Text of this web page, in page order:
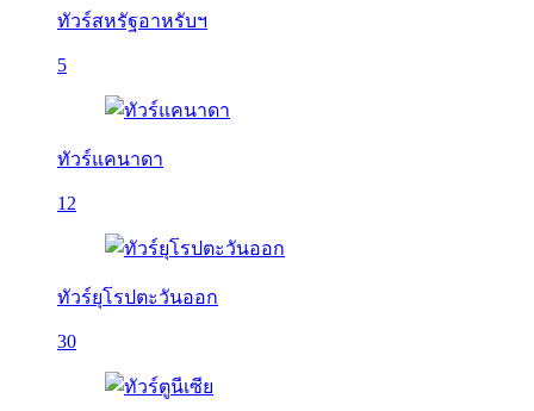
ทัวร์สหรัฐอาหรับฯ
5
ทัวร์แคนาดา
12
ทัวร์ยุโรปตะวันออก
30